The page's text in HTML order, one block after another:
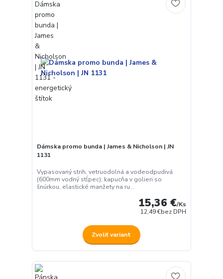
Dámska promo bunda | James & Nicholson | JN
1131
Vypasovaný strih, vetruodolná a vodeodpudivá
(600mm vodný stĺpec), kapucňa v golieri so
šnúrkou, elastické manžety na ru...
15,36 €/Ks
12,49 €bez DPH
Zvoliť variant